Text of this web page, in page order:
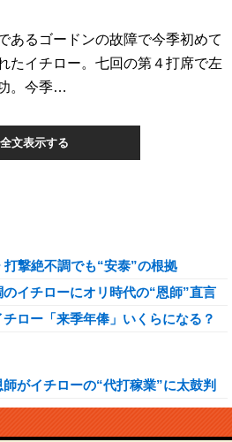
あるゴードンの故障で今季初めて
たイチロー。七回の第４打席で左
。今季…
全文表示する
撃絶不調でも“安泰”の根拠
のイチローにオリ時代の“恩師”直言
ロー「来季年俸」いくらになる？
師がイチローの“代打稼業”に太鼓判